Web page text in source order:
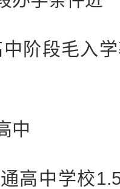
段毛入学
中
中学校